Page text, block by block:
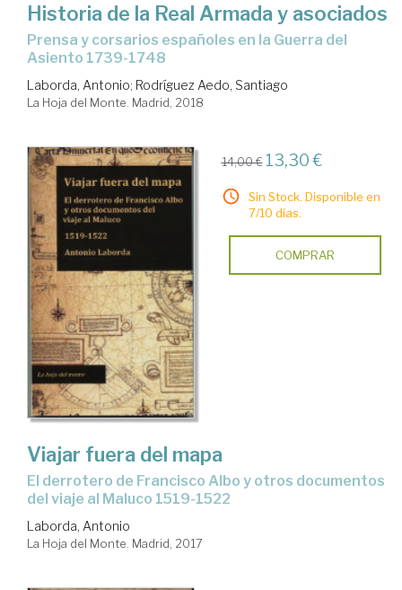
Historia de la Real Armada y asociados
prensa y corsarios españoles en la Guerra del
Asiento 1739-1748
Laborda, Antonio; Rodríguez Aedo, Santiago
La Hoja del Monte. Madrid, 2018
14,00 € 13,30 €
Sin Stock. Disponible en
7/10 días.
COMPRAR
Viajar fuera del mapa
el derrotero de Francisco Albo y otros documentos
del viaje al Maluco 1519-1522
Laborda, Antonio
La Hoja del Monte. Madrid, 2017